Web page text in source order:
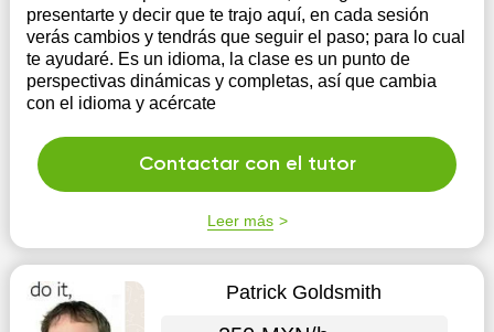
presentarte y decir que te trajo aquí, en cada sesión
verás cambios y tendrás que seguir el paso; para lo cual
te ayudaré. Es un idioma, la clase es un punto de
perspectivas dinámicas y completas, así que cambia
con el idioma y acércate
Contactar con el tutor
Leer más
Patrick Goldsmith